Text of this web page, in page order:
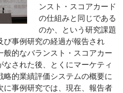
ンスト・スコアカード
の仕組みと同じである
のか、という研究課題
び事例研究の経過が報告され
般的なバランスト・スコアカー
なされた後、とくにマーケティ
略的業績評価システムの概要に
に事例研究では、現在、報告者